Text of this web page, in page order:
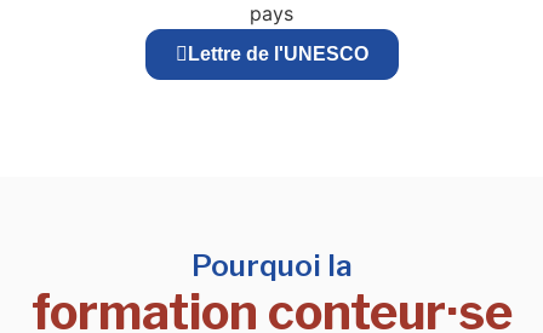
pays
Lettre de l'UNESCO
Pourquoi la
formation conteur·se